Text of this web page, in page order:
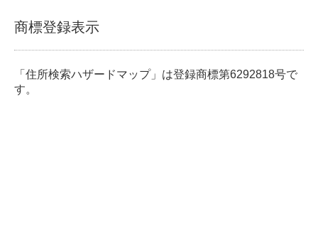
商標登録表示
「住所検索ハザードマップ」は登録商標第6292818号で
す。